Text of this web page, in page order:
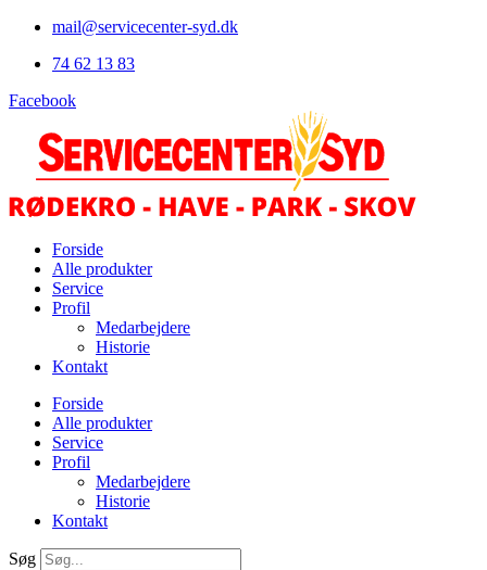
Videre
indhold
mail@servicecenter-syd.dk
74 62 13 83
Facebook
Forside
Alle produkter
Service
Profil
Medarbejdere
Historie
Kontakt
Forside
Alle produkter
Service
Profil
Medarbejdere
Historie
Kontakt
Søg